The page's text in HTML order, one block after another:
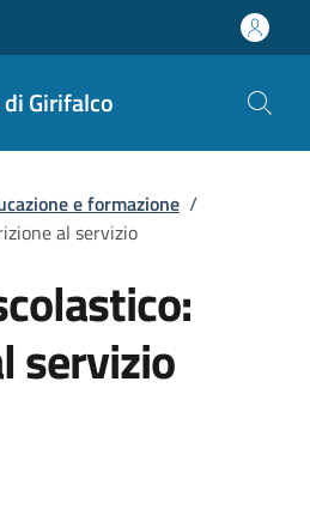
Girifalco
e formazione /
al servizio
servizio